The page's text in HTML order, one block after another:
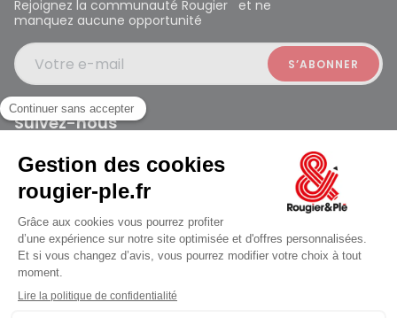
jusqu'au Samedi à 09:30
Rejoignez la communauté Rougier et ne
manquez aucune opportunité
Votre e-mail
Suivez-nous
Rougier et Plé 2024 Copyright
Mentions légales